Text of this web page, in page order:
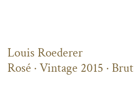
Louis Roederer
Rosé · Vintage 2015 · Brut